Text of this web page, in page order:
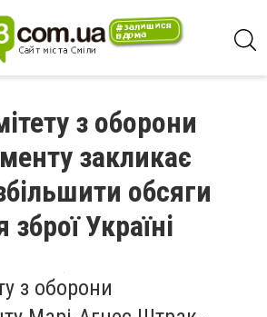
з оборони
закликає
обсяги
Україні
з оборони